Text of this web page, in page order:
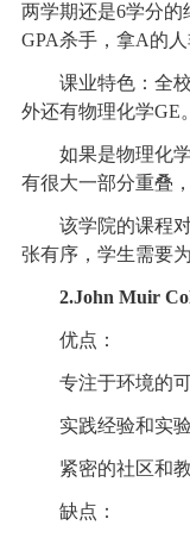
两学期还是6学分
GPA杀手，拿A的人
课业特色：全校
外还有物理化学GE。
如果是物理化学
有很大一部分重叠
该学院的课程对
张有序，学生需要
2.John Muir
优点：
专注于环境的可
实践经验和实验
紧密的社区和教
缺点：